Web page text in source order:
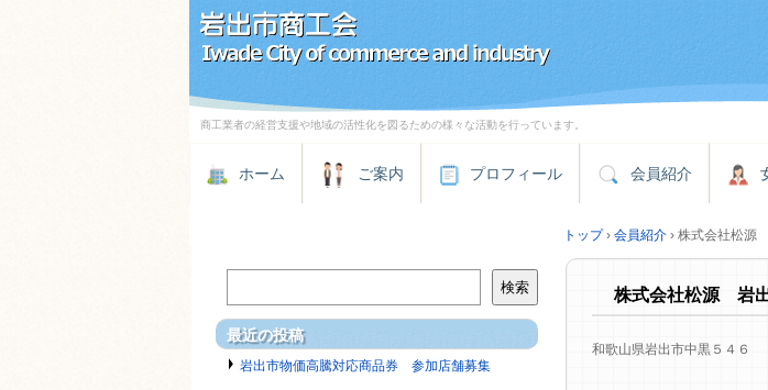
商工業者の経営支援や地域の活性化を図るための様々な活動を行っています。
ホーム ご案内 プロフィール 会員紹介
トップ › 会員紹介 › 株式会社松源
株式会社松源 岩
和歌山県岩出市中黒５４６
検索
最近の投稿
岩出市物価高騰対応商品券 参加店舗募集